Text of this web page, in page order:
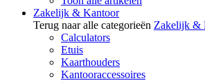
Zakelijk & Kantoor
Terug naar alle categorieën Zakelijk &
Calculators
Etuis
Kaarthouders
Kantooraccessoires